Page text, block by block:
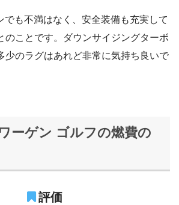
でも不満はなく、安全装備も充実して
のことです。ダウンサイジングターボ
少のラグはあれど非常に気持ち良いで
ーゲン ゴルフの燃費の
評価